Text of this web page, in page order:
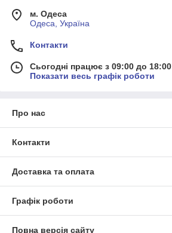
м. Одеса
Одеса, Україна
Контакти
Сьогодні працює з 09:00 до 18:00
Показати весь графік роботи
Про нас
Контакти
Доставка та оплата
Графік роботи
Повна версія сайту